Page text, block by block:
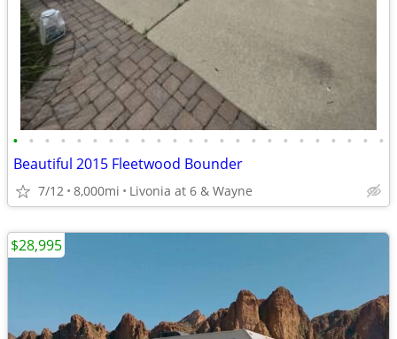
• • • • • • • • • • • • • • • • • • • • • • • •
Beautiful 2015 Fleetwood Bounder
7/12 8,000mi Livonia at 6 & Wayne
$28,995